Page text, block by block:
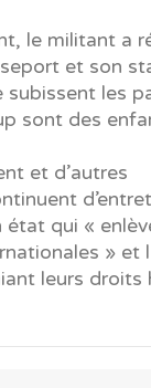
le militant a
et son
les
sont des
et d’autres
qui «
» et
leurs droits